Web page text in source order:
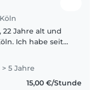
22 Jahre alt und
seit
ich eine
zur
5 Jahre
15,00 €/Stunde